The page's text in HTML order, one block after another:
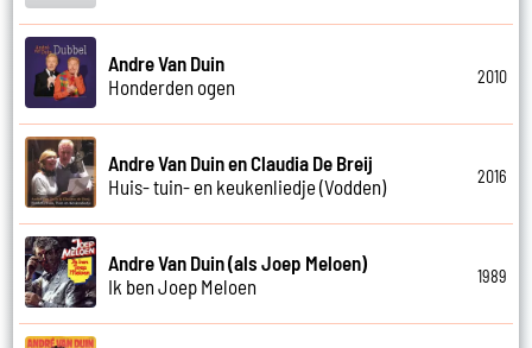
Andre Van Duin
Honderden ogen
2010
Andre Van Duin en Claudia De Breij
Huis- tuin- en keukenliedje (Vodden)
2016
Andre Van Duin (als Joep Meloen)
Ik ben Joep Meloen
1989